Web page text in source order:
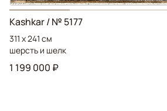
Kashkar / № 5177
311 x 241 см
шерсть и шелк
1 199 000 ₽